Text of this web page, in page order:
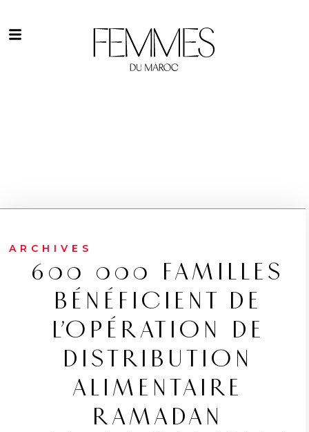
ARCHIVES
600 000 FAMILLES
BÉNÉFICIENT DE
L’OPÉRATION DE
DISTRIBUTION
ALIMENTAIRE
RAMADAN